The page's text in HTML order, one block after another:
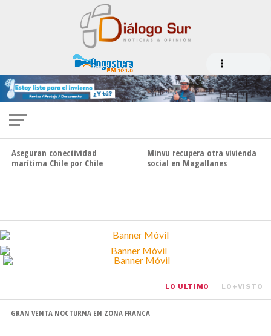
OBRAS PÚBLICAS
frente a obras en aeródromo Julio Gallardo
Aseguran conectividad
marítima Chile por Chile
Minvu recupera otra vivienda
social en Magallanes
LO ULTIMO LO+VISTO
GRAN VENTA NOCTURNA EN ZONA FRANCA